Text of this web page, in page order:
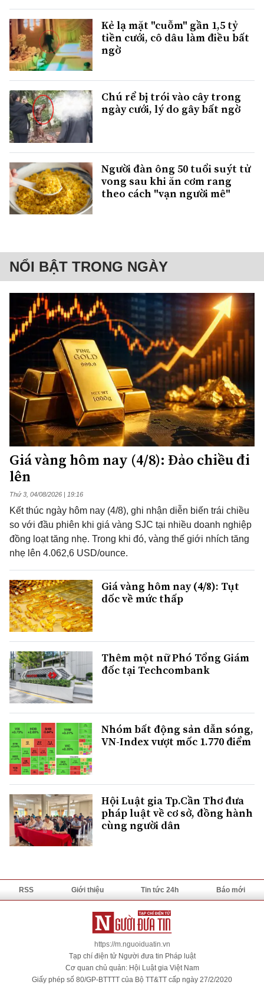
Kẻ lạ mặt "cuỗm" gần 1,5 tỷ
tiền cưới, cô dâu làm điều bất
ngờ
Chú rể bị trói vào cây trong
ngày cưới, lý do gây bất ngờ
Người đàn ông 50 tuổi suýt tử
vong sau khi ăn cơm rang
theo cách "vạn người mê"
NỔI BẬT TRONG NGÀY
Giá vàng hôm nay (4/8): Đảo chiều đi
lên
Thứ 3, 04/08/2026 | 19:16
Kết thúc ngày hôm nay (4/8), ghi nhận diễn biến trái chiều
so với đầu phiên khi giá vàng SJC tại nhiều doanh nghiệp
đồng loạt tăng nhẹ. Trong khi đó, vàng thế giới nhích tăng
nhẹ lên 4.062,6 USD/ounce.
Giá vàng hôm nay (4/8): Tụt
dốc về mức thấp
Thêm một nữ Phó Tổng Giám
đốc tại Techcombank
Nhóm bất động sản dẫn sóng,
VN-Index vượt mốc 1.770 điểm
Hội Luật gia Tp.Cần Thơ đưa
pháp luật về cơ sở, đồng hành
cùng người dân
RSS Giới thiệu Tin tức 24h Báo mới
https://m.nguoiduatin.vn
Tạp chí điện tử Người đưa tin Pháp luật
Cơ quan chủ quản: Hội Luật gia Việt Nam
Giấy phép số 80/GP-BTTTT của Bộ TT&TT cấp ngày 27/2/2020